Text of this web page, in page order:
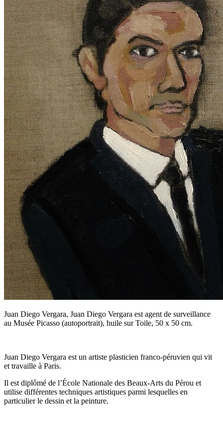
Juan Diego Vergara, Juan Diego Vergara est agent de surveillance
au Musée Picasso (autoportrait), huile sur Toile, 50 x 50 cm.
Juan Diego Vergara est un artiste plasticien franco-péruvien qui vit
et travaille à Paris.
Il est diplômé de l’École Nationale des Beaux-Arts du Pérou et
utilise différentes techniques artistiques parmi lesquelles en
particulier le dessin et la peinture.